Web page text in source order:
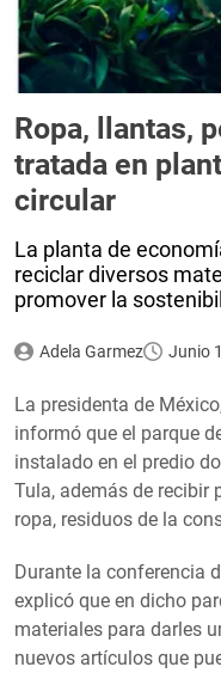
Ropa, llantas,
tratada en
circular
La planta de
reciclar diversos
promover la
Adela Garmez Junio
La presidenta de
informó que el parque
instalado en el predio
Tula, además de recibir
ropa, residuos de la
Durante la conferencia
explicó que en dicho
materiales para darles
nuevos artículos que